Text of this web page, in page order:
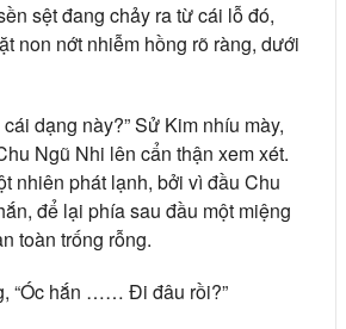
sệt đang chảy ra từ cái lỗ đó,
non nớt nhiễm hồng rõ ràng, dưới
dạng này?” Sử Kim nhíu mày,
Ngũ Nhi lên cẩn thận xem xét.
nhiên phát lạnh, bởi vì đầu Chu
để lại phía sau đầu một miệng
toàn trống rỗng.
“Óc hắn …… Đi đâu rồi?”